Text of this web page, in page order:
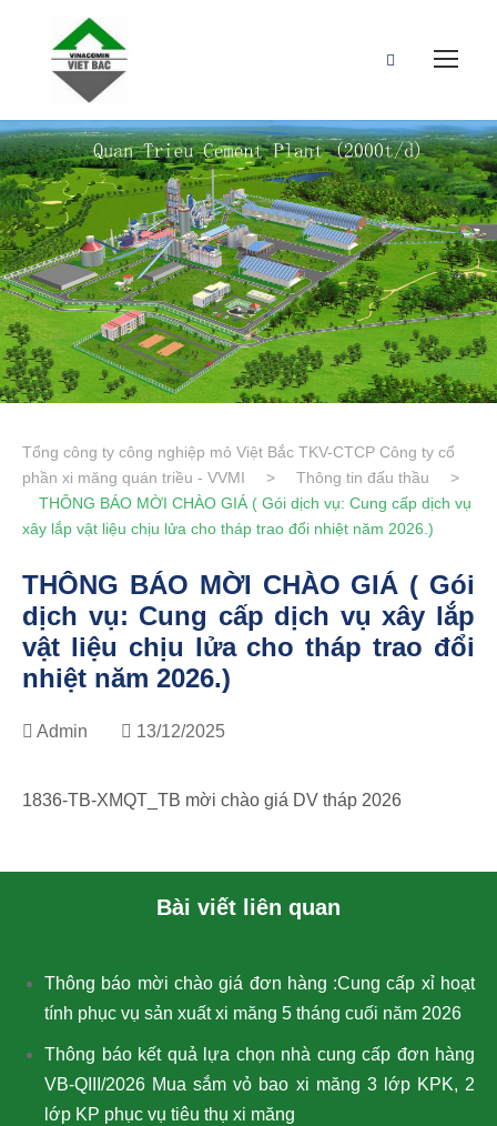
Tổng công ty công nghiệp mỏ Việt Bắc TKV-CTCP Công ty cổ
phần xi măng quán triều - VVMI
> Thông tin đấu thầu
>
THÔNG BÁO MỜI CHÀO GIÁ ( Gói dịch vụ: Cung cấp dịch vụ
xây lắp vật liệu chịu lửa cho tháp trao đổi nhiệt năm 2026.)
THÔNG BÁO MỜI CHÀO GIÁ ( Gói
dịch vụ: Cung cấp dịch vụ xây lắp
vật liệu chịu lửa cho tháp trao đổi
nhiệt năm 2026.)
Admin 13/12/2025
1836-TB-XMQT_TB mời chào giá DV tháp 2026
Bài viết liên quan
Thông báo mời chào giá đơn hàng :Cung cấp xỉ hoạt
tính phục vụ sản xuất xi măng 5 tháng cuối năm 2026
Thông báo kết quả lựa chọn nhà cung cấp đơn hàng
VB-QIII/2026 Mua sắm vỏ bao xi măng 3 lớp KPK, 2
lớp KP phục vụ tiêu thụ xi măng